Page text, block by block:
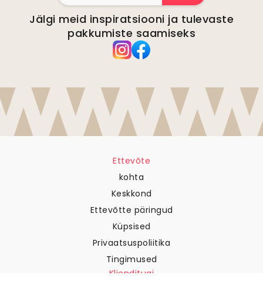
Jälgi meid inspiratsiooni ja tulevaste
pakkumiste saamiseks
Ettevõte
kohta
Keskkond
Ettevõtte päringud
Küpsised
Privaatsuspoliitika
Tingimused
Klienditugi